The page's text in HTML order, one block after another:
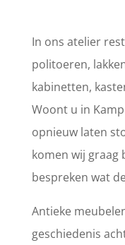
In ons atelier
politoeren,
kabinetten,
Woont u in
opnieuw laten
komen wij graag
bespreken wat
Antieke
geschiedenis